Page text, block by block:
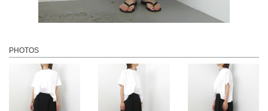
PHOTOS